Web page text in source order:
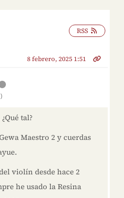
RSS
8 febrero, 2025 1:51
tal?
Maestro 2 y cuerdas
violín desde hace 2
he usado la Resina